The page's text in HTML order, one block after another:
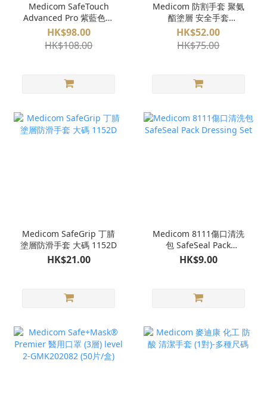
Medicom SafeTouch
Advanced Pro 紫藍色加
長丁腈手套 SFTGN1131
HK$98.00
HK$108.00
Medicom 防割手套 聚氨
酯塗層 安全手套
SafeSharp Pro 1155 (取
代 1153)
HK$52.00
HK$75.00
Medicom SafeGrip 丁腈
塗層防滑手套 大碼 1152D
HK$21.00
Medicom 8111傷口清洗
包 SafeSeal Pack
Dressing Set
HK$9.00